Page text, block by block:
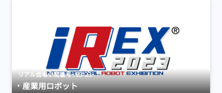
リアル会場小間番号 : E3-23
産業用ロボット